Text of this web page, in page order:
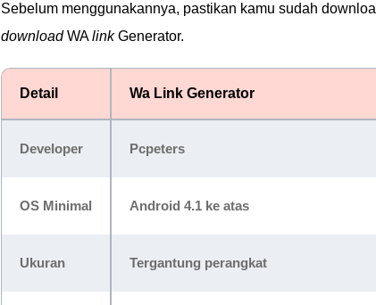
Sebelum menggunakannya, pastikan kamu sudah
downloadWAlinkGenerator.
Detail Wa Link Generator
Developer Pcpeters
OS Minimal Android 4.1 ke atas
Ukuran Tergantung perangkat